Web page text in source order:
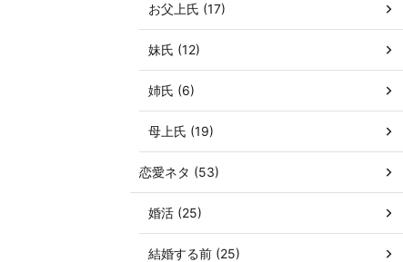
お父上氏 (17)
妹氏 (12)
姉氏 (6)
母上氏 (19)
恋愛ネタ (53)
婚活 (25)
結婚する前 (25)